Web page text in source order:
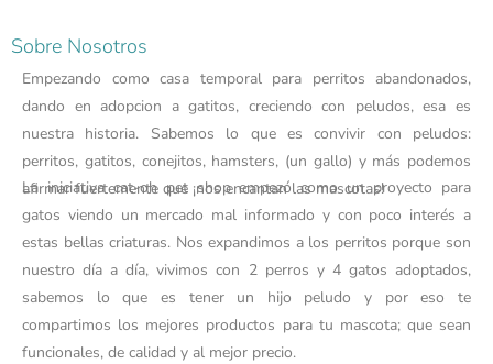
Sobre Nosotros
Empezando como casa temporal para perritos abandonados,
dando en adopcion a gatitos, creciendo con peludos, esa es
nuestra historia. Sabemos lo que es convivir con peludos:
perritos, gatitos, conejitos, hamsters, (un gallo) y más podemos
afirmar fuertemente que ¡nos encantan las mascotas!
La iniciativa cat-oh pet shop empezó como un proyecto para
gatos viendo un mercado mal informado y con poco interés a
estas bellas criaturas. Nos expandimos a los perritos porque son
nuestro día a día, vivimos con 2 perros y 4 gatos adoptados,
sabemos lo que es tener un hijo peludo y por eso te
compartimos los mejores productos para tu mascota; que sean
funcionales, de calidad y al mejor precio.